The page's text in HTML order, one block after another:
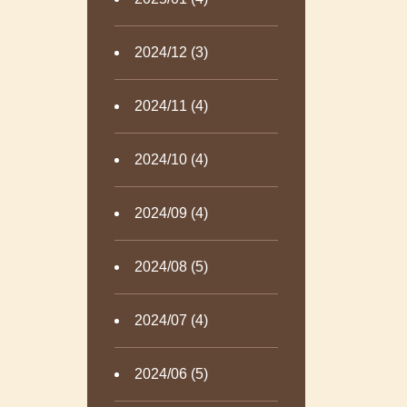
2024/12 (3)
2024/11 (4)
2024/10 (4)
2024/09 (4)
2024/08 (5)
2024/07 (4)
2024/06 (5)